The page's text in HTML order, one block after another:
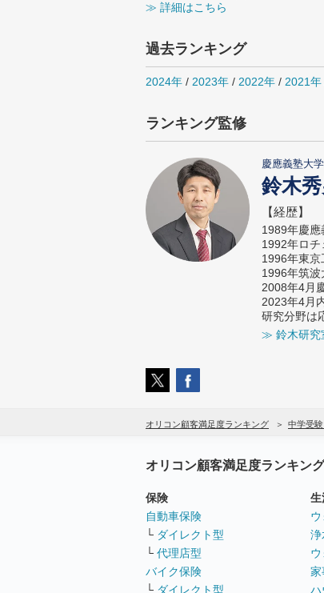
≫ 詳細はこちら
過去ランキング
2024年 / 2023年 / 2022年 / 2021年
ランキング監修
慶應義塾大
鈴木
【経歴】
1989年慶應
1992年ロチ
1996年東京
1996年筑波
2008年4月
2023年4月
研究分野は
≫ 鈴木研究
オリコン顧客満足度ランキング 中学受
オリコン顧客満足度ランキング
保険
自動車保険
└ ダイレクト型
└ 代理店型
バイク保険
└ ダイレクト型
生
浄
家
ハ